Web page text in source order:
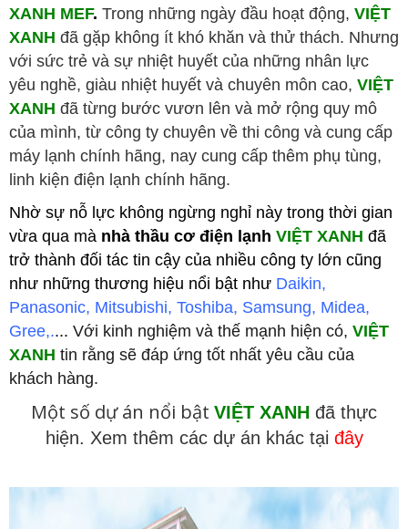
XANH MEF. Trong những ngày đầu hoạt động, VIỆT
XANH đã gặp không ít khó khăn và thử thách. Nhưng
với sức trẻ và sự nhiệt huyết của những nhân lực
yêu nghề, giàu nhiệt huyết và chuyên môn cao, VIỆT
XANH đã từng bước vươn lên và mở rộng quy mô
của mình, từ công ty chuyên về thi công và cung cấp
máy lạnh chính hãng, nay cung cấp thêm phụ tùng,
linh kiện điện lạnh chính hãng.
Nhờ sự nỗ lực không ngừng nghỉ này trong thời gian
vừa qua mà nhà thầu cơ điện lạnh VIỆT XANH đã
trở thành đối tác tin cậy của nhiều công ty lớn cũng
như những thương hiệu nổi bật như Daikin,
Panasonic, Mitsubishi, Toshiba, Samsung, Midea,
Gree,.... Với kinh nghiệm và thế mạnh hiện có, VIỆT
XANH tin rằng sẽ đáp ứng tốt nhất yêu cầu của
khách hàng.
Một số dự án nổi bật VIỆT XANH đã thực
hiện. Xem thêm các dự án khác tại đây